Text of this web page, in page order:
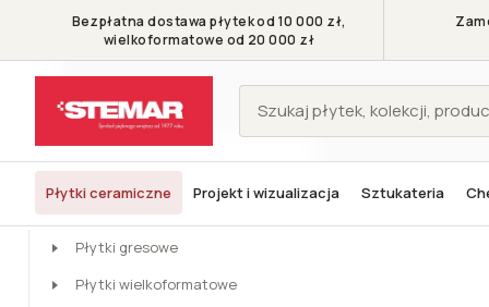
Bezpłatna dostawa płytek od 10 000 zł,
wielkoformatowe od 20 000 zł
Płytki ceramiczne Projekt i wizualizacja Sztukateria
Stemar - Symbol pięknego wnętrza Płytki Pozostałe
KATEGORIE
Płytki
Płytki gresowe
Płytki wielkoformatowe